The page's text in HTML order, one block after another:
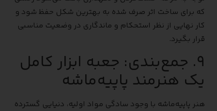
که برای ساخت اثر صرف شده به بهترین شکل حفظ شود و
کار نهایی از نظر استحکام و ماندگاری در وضعیت مناسبی
قرار بگیرد.
۹. جمع‌بندی: جعبه ابزار کامل
یک هنرمند پاپیه‌ماشه
هنر پاپیه‌ماشه با وجود سادگی مواد اولیه، دنیایی گسترده